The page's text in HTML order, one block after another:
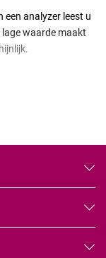
een analyzer leest u
lage waarde maakt
luchtweginfectie,